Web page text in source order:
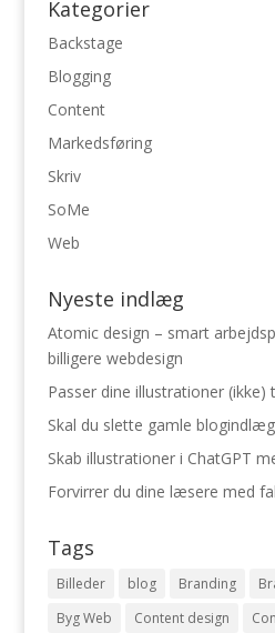
Kategorier
Backstage
Blogging
Content
Markedsføring
Skriv
SoMe
Web
Nyeste indlæg
Atomic design – smart
billigere webdesign
Passer dine illustrationer (ikke)
Skal du slette gamle
Skab illustrationer i ChatGPT
Forvirrer du dine læsere med
Tags
Billeder blog Branding
Byg Web
Content design